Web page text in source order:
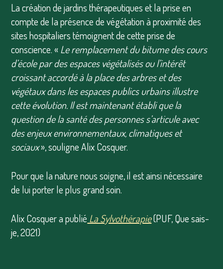
La création de jardins thérapeutiques et la prise en
compte de la présence de végétation à proximité des
sites hospitaliers témoignent de cette prise de
conscience. «Le remplacement du bitume des cours
d’école par des espaces végétalisés ou l’intérêt
croissant accordé à la place des arbres et des
végétaux dans les espaces publics urbains illustre
cette évolution. Il est maintenant établi que la
question de la santé des personnes s’articule avec
des enjeux environnementaux, climatiques et
sociaux», souligne Alix Cosquer.
Pour que la nature nous soigne, il est ainsi nécessaire
de lui porter le plus grand soin.
Alix Cosquer a publié La Sylvothérapie(PUF, Que sais-
je, 2021)